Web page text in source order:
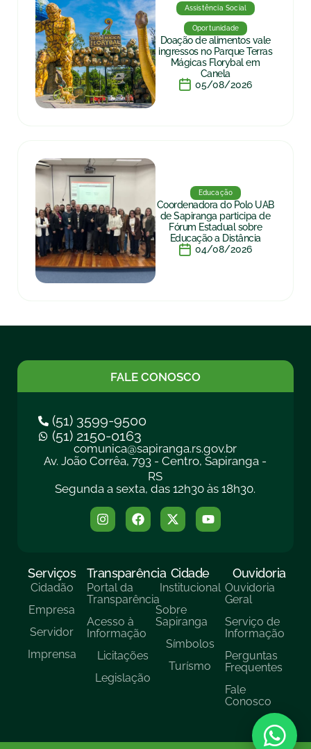
Assistência Social
Oportunidade
Doação de alimentos vale
ingressos no Parque Terras
Mágicas Florybal em
Canela
05/08/2026
Educação
Coordenadora do Polo UAB
de Sapiranga participa de
Fórum Estadual sobre
Educação a Distância
04/08/2026
FALE CONOSCO
(51) 3599-9500
(51) 2150-0163
comunica@sapiranga.rs.gov.br
Av. João Corrêa, 793 - Centro, Sapiranga -
RS
Segunda a sexta, das 12h30 às 18h30.
Serviços
Cidadão
Empresa
Servidor
Imprensa
Transparência
Portal da
Transparência
Acesso à
Informação
Licitações
Legislação
Cidade
Institucional
Sobre
Sapiranga
Símbolos
Turísmo
Ouvidoria
Ouvidoria
Geral
Serviço de
Informação
Perguntas
Frequentes
Fale
Conosco